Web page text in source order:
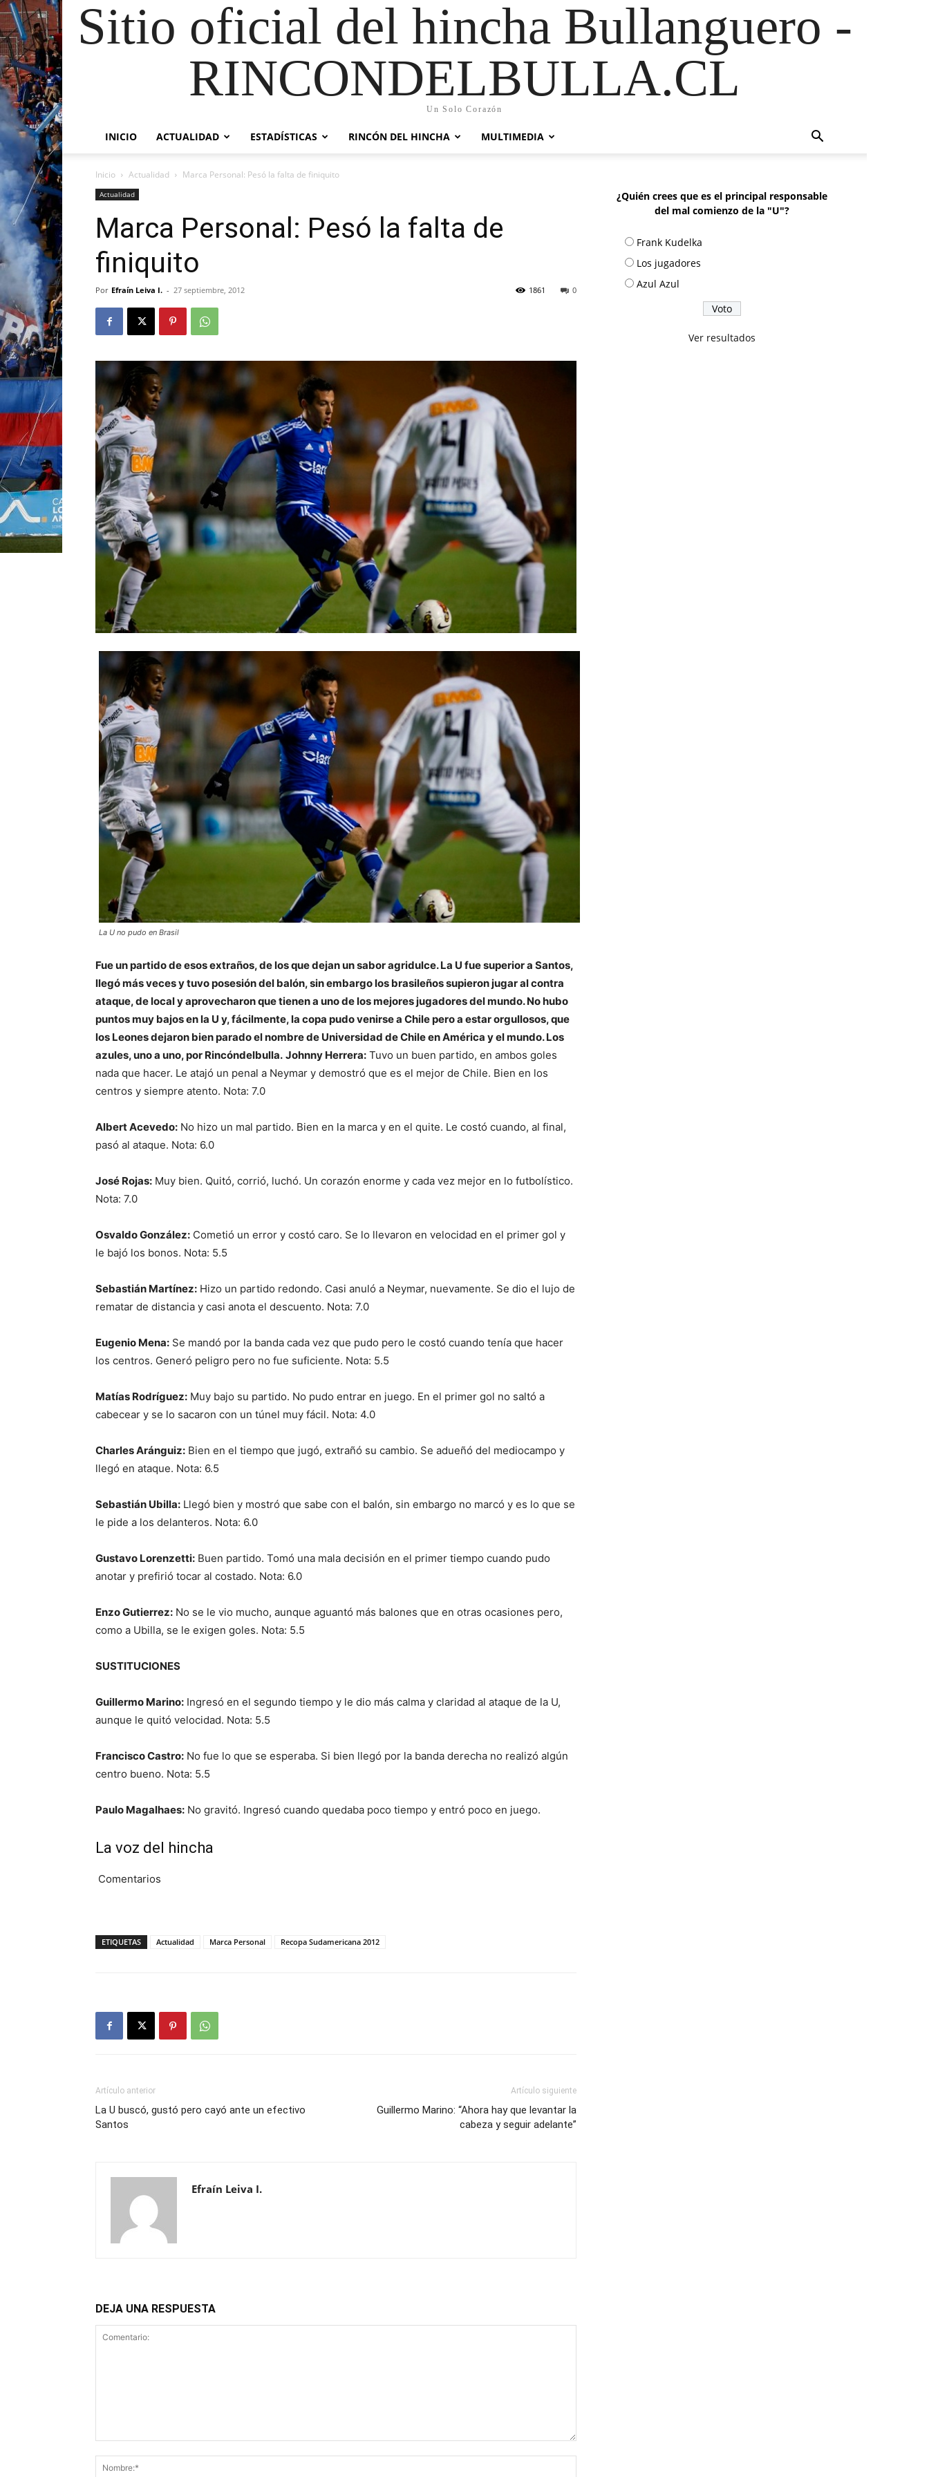
Sitio oficial del hincha Bullanguero -
RINCONDELBULLA.CL
Un Solo Corazón
INICIO ACTUALIDAD ESTADÍSTICAS RINCÓN DEL HINCHA MULTIMEDIA
Inicio Actualidad Marca Personal: Pesó la falta de finiquito
Actualidad
Marca Personal: Pesó la falta de
finiquito
Por Efraín Leiva I. - 27 septiembre, 2012 0
1861
La U no pudo en Brasil
Fue un partido de esos extraños, de los que dejan un sabor agridulce. La U fue superior a Santos,
llegó más veces y tuvo posesión del balón, sin embargo los brasileños supieron jugar al contra
ataque, de local y aprovecharon que tienen a uno de los mejores jugadores del mundo. No hubo
puntos muy bajos en la U y, fácilmente, la copa pudo venirse a Chile pero a estar orgullosos, que
los Leones dejaron bien parado el nombre de Universidad de Chile en América y el mundo. Los
azules, uno a uno, por Rincóndelbulla. Johnny Herrera: Tuvo un buen partido, en ambos goles
nada que hacer. Le atajó un penal a Neymar y demostró que es el mejor de Chile. Bien en los
centros y siempre atento. Nota: 7.0
Albert Acevedo: No hizo un mal partido. Bien en la marca y en el quite. Le costó cuando, al final,
pasó al ataque. Nota: 6.0
José Rojas: Muy bien. Quitó, corrió, luchó. Un corazón enorme y cada vez mejor en lo futbolístico.
Nota: 7.0
Osvaldo González: Cometió un error y costó caro. Se lo llevaron en velocidad en el primer gol y
le bajó los bonos. Nota: 5.5
Sebastián Martínez: Hizo un partido redondo. Casi anuló a Neymar, nuevamente. Se dio el lujo de
rematar de distancia y casi anota el descuento. Nota: 7.0
Eugenio Mena: Se mandó por la banda cada vez que pudo pero le costó cuando tenía que hacer
los centros. Generó peligro pero no fue suficiente. Nota: 5.5
Matías Rodríguez: Muy bajo su partido. No pudo entrar en juego. En el primer gol no saltó a
cabecear y se lo sacaron con un túnel muy fácil. Nota: 4.0
Charles Aránguiz: Bien en el tiempo que jugó, extrañó su cambio. Se adueñó del mediocampo y
llegó en ataque. Nota: 6.5
Sebastián Ubilla: Llegó bien y mostró que sabe con el balón, sin embargo no marcó y es lo que se
le pide a los delanteros. Nota: 6.0
Gustavo Lorenzetti: Buen partido. Tomó una mala decisión en el primer tiempo cuando pudo
anotar y prefirió tocar al costado. Nota: 6.0
Enzo Gutierrez: No se le vio mucho, aunque aguantó más balones que en otras ocasiones pero,
como a Ubilla, se le exigen goles. Nota: 5.5
SUSTITUCIONES
Guillermo Marino: Ingresó en el segundo tiempo y le dio más calma y claridad al ataque de la U,
aunque le quitó velocidad. Nota: 5.5
Francisco Castro: No fue lo que se esperaba. Si bien llegó por la banda derecha no realizó algún
centro bueno. Nota: 5.5
Paulo Magalhaes: No gravitó. Ingresó cuando quedaba poco tiempo y entró poco en juego.
La voz del hincha
Comentarios
ETIQUETAS Actualidad Marca Personal Recopa Sudamericana 2012
Artículo anterior
La U buscó, gustó pero cayó ante un efectivo
Santos
Artículo siguiente
Guillermo Marino: “Ahora hay que levantar la
cabeza y seguir adelante”
Efraín Leiva I.
DEJA UNA RESPUESTA
¿Quién crees que es el principal responsable
del mal comienzo de la "U"?
Frank Kudelka
Los jugadores
Azul Azul
Ver resultados